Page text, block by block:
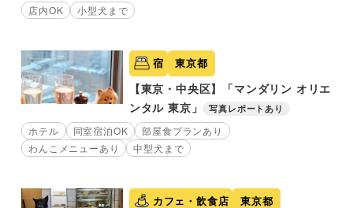
店内OK 小型犬まで
宿 東京都
【東京・中央区】「マンダリン オリエ
ンタル 東京」
写真レポートあり
ホテル 同室宿泊OK
部屋食プランあり
わんこメニューあり
中型犬まで
カフェ・飲食店 東京都